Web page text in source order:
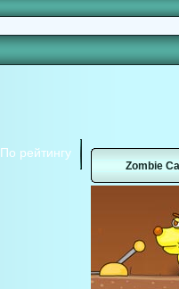
По рейтингу
Zombie